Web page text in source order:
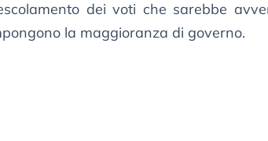
dei voti che sarebbe
la maggioranza di governo.